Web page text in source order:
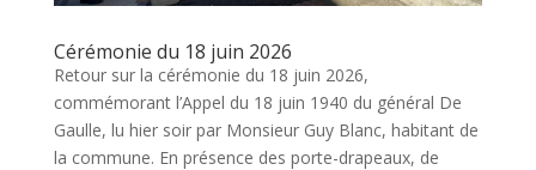
Cérémonie du 18 juin 2026
Retour sur la cérémonie du 18 juin 2026,
commémorant l’Appel du 18 juin 1940 du général De
Gaulle, lu hier soir par Monsieur Guy Blanc, habitant de
la commune. En présence des porte-drapeaux, de